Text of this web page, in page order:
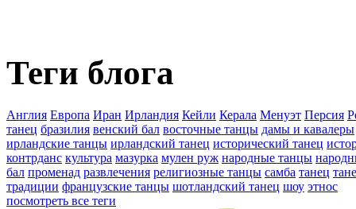
Теги блога
Англия Европа Иран Ирландия Кейли Керала Менуэт Персия
танец бразилия венский бал восточные танцы дамы и кавалеры
ирландские танцы ирландский танец исторический танец
контрданс культура мазурка мулен руж народные танцы
бал променад развлечения религиозные танцы самба танец
традиции французские танцы шотландский танец шоу этнос
посмотреть все теги